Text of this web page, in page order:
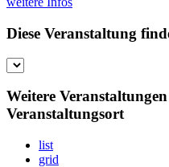
Diese Veranstaltung
Weitere
Veranstaltungsort
list
grid